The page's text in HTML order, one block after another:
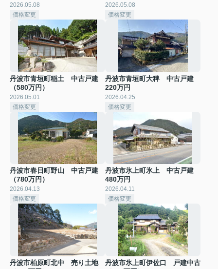
2026.05.08
価格変更
2026.05.08
価格変更
丹波市青垣町稲土 中古戸建
（580万円）
2026.05.01
価格変更
丹波市青垣町大稗 中古戸建
220万円
2026.04.25
価格変更
丹波市春日町野山 中古戸建
（780万円）
2026.04.13
価格変更
丹波市氷上町氷上 中古戸建
480万円
2026.04.11
価格変更
丹波市柏原町北中 売り土地
丹波市氷上町伊佐口 戸建中古